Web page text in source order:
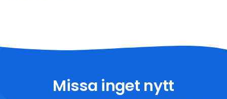
Missa inget nytt